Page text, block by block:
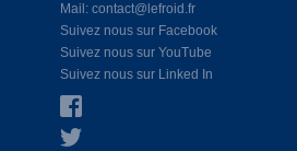
Mail: contact@lefroid.fr
Suivez nous sur Facebook
Suivez nous sur YouTube
Suivez nous sur Linked In